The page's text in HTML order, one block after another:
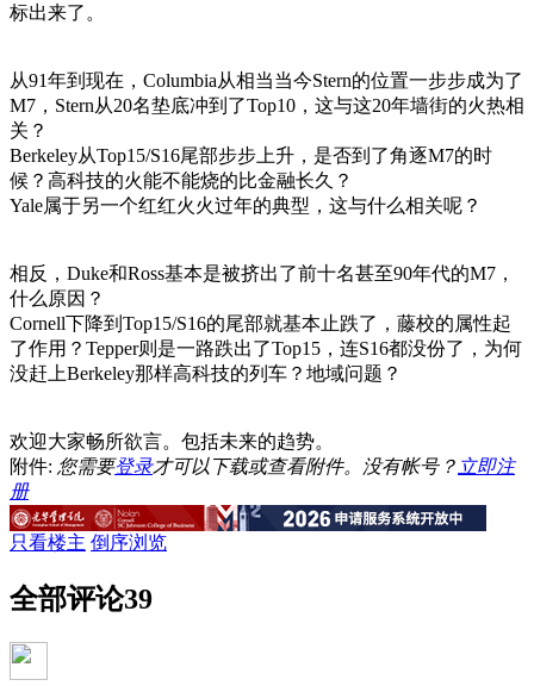
标出来了。
从91年到现在，Columbia从相当当今Stern的位置一步步成为了
M7，Stern从20名垫底冲到了Top10，这与这20年墙街的火热相
关？
Berkeley从Top15/S16尾部步步上升，是否到了角逐M7的时
候？高科技的火能不能烧的比金融长久？
Yale属于另一个红红火火过年的典型，这与什么相关呢？
相反，Duke和Ross基本是被挤出了前十名甚至90年代的M7，
什么原因？
Cornell下降到Top15/S16的尾部就基本止跌了，藤校的属性起
了作用？Tepper则是一路跌出了Top15，连S16都没份了，为何
没赶上Berkeley那样高科技的列车？地域问题？
欢迎大家畅所欲言。包括未来的趋势。
附件: 您需要登录才可以下载或查看附件。没有帐号？ 立即注
册
只看楼主 倒序浏览
全部评论39